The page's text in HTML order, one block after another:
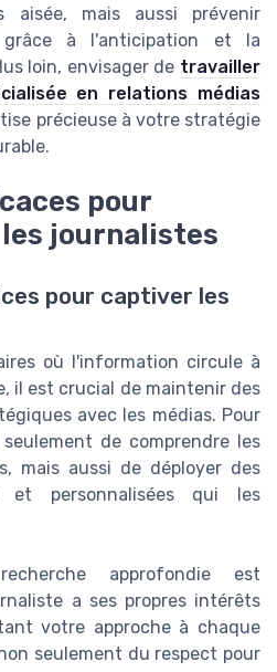
aisée, mais aussi prévenir
grâce à l'anticipation et la
loin, envisager de travailler
en relations médias
précieuse à votre stratégie
pour
journalistes
pour captiver les
où l'information circule à
il est crucial de maintenir des
avec les médias. Pour
de comprendre les
mais aussi de déployer des
et personnalisées qui les
approfondie est
a ses propres intérêts
votre approche à chaque
seulement du respect pour